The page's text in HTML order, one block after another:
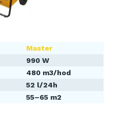
Master
990 W
480 m3/hod
52 l/24h
55–65 m2